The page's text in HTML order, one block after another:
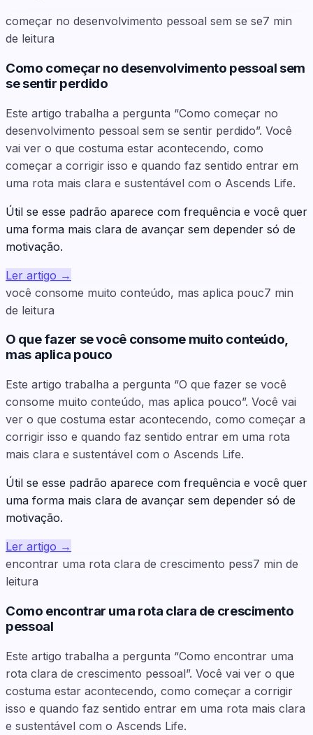
começar no desenvolvimento pessoal sem se se7 min
de leitura
Como começar no desenvolvimento pessoal sem
se sentir perdido
Este artigo trabalha a pergunta “Como começar no
desenvolvimento pessoal sem se sentir perdido”. Você
vai ver o que costuma estar acontecendo, como
começar a corrigir isso e quando faz sentido entrar em
uma rota mais clara e sustentável com o Ascends Life.
Útil se esse padrão aparece com frequência e você quer
uma forma mais clara de avançar sem depender só de
motivação.
Ler artigo →
você consome muito conteúdo, mas aplica pouc7 min
de leitura
O que fazer se você consome muito conteúdo,
mas aplica pouco
Este artigo trabalha a pergunta “O que fazer se você
consome muito conteúdo, mas aplica pouco”. Você vai
ver o que costuma estar acontecendo, como começar a
corrigir isso e quando faz sentido entrar em uma rota
mais clara e sustentável com o Ascends Life.
Útil se esse padrão aparece com frequência e você quer
uma forma mais clara de avançar sem depender só de
motivação.
Ler artigo →
encontrar uma rota clara de crescimento pess7 min de
leitura
Como encontrar uma rota clara de crescimento
pessoal
Este artigo trabalha a pergunta “Como encontrar uma
rota clara de crescimento pessoal”. Você vai ver o que
costuma estar acontecendo, como começar a corrigir
isso e quando faz sentido entrar em uma rota mais clara
e sustentável com o Ascends Life.